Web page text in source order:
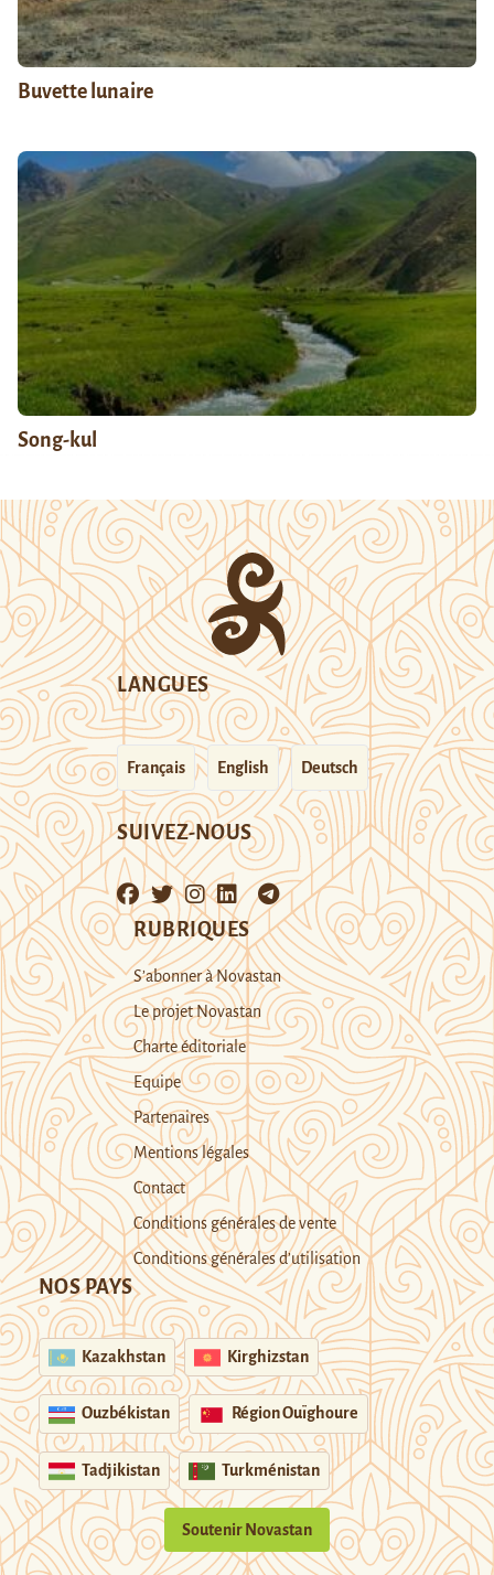
Buvette lunaire
Song-kul
LANGUES
Français English Deutsch
SUIVEZ-NOUS
RUBRIQUES
S’abonner à Novastan
Le projet Novastan
Charte éditoriale
Equipe
Partenaires
Mentions légales
Contact
Conditions générales de vente
Conditions générales d’utilisation
NOS PAYS
Kazakhstan Kirghizstan
Ouzbékistan Région Ouïghoure
Tadjikistan Turkménistan
Soutenir Novastan